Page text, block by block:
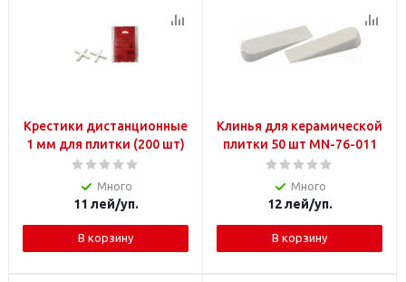
Крестики дистанционные
1 мм для плитки (200 шт)
Много
11 лей/уп.
В корзину
Клинья для керамической
плитки 50 шт MN-76-011
Много
12лей/уп.
В корзину